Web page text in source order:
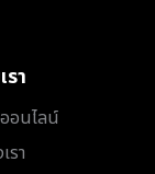
รา
อนไลน์
รา